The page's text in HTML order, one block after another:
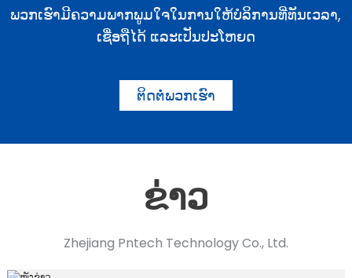
ພວກເຮົາມີຄວາມພາກພູມໃຈໃນການໃຫ້ບໍລິການທີ່ທັນເວລາ,
ເຊື່ອຖືໄດ້ ແລະເປັນປະໂຫຍດ
ຕິດຕໍ່ພວກເຮົາ
ຂ່າວ
Zhejiang Pntech Technology Co., Ltd.